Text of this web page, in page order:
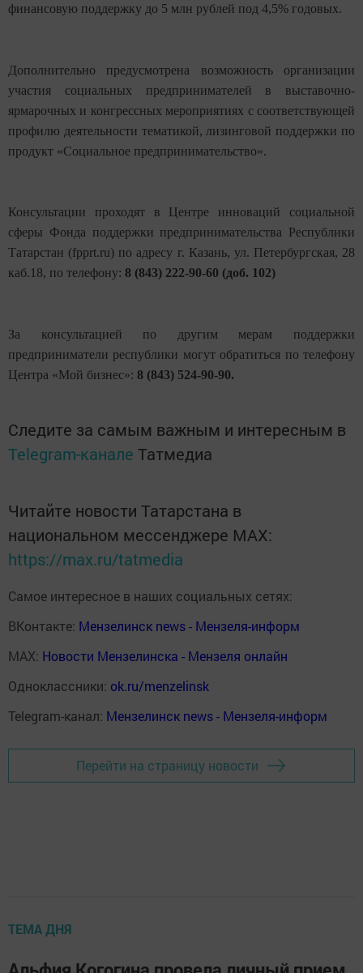
финансовую поддержку до 5 млн рублей под 4,5% годовых.
Дополнительно предусмотрена возможность организации
участия социальных предпринимателей в выставочно-
ярмарочных и конгрессных мероприятиях с соответствующей
профилю деятельности тематикой, лизинговой поддержки по
продукт «Социальное предпринимательство».
Консультации проходят в Центре инноваций социальной
сферы Фонда поддержки предпринимательства Республики
Татарстан (fpprt.ru) по адресу г. Казань, ул. Петербургская, 28
каб.18, по телефону: 8 (843) 222-90-60 (доб. 102)
За консультацией по другим мерам поддержки
предприниматели республики могут обратиться по телефону
Центра «Мой бизнес»: 8 (843) 524-90-90.
Следите за самым важным и интересным в
Telegram-канале Татмедиа
Читайте новости Татарстана в
национальном мессенджере MАХ:
https://max.ru/tatmedia
Самое интересное в наших социальных сетях:
ВКонтакте: Мензелинск news - Мензеля-информ
MAX: Новости Мензелинска - Мензеля онлайн
Одноклассники: ok.ru/menzelinsk
Telegram-канал: Мензелинск news - Мензеля-информ
Перейти на страницу новости
ТЕМА ДНЯ